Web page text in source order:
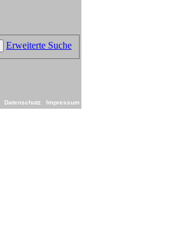
Erweiterte Suche
Datenschutz Impressum